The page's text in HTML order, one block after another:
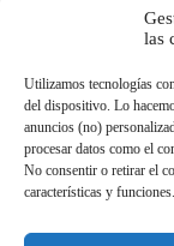
las
Utilizamos tecnologías
del dispositivo. Lo
anuncios (no)
procesar datos como el
No consentir o retirar el
características y funciones.
Publicar el